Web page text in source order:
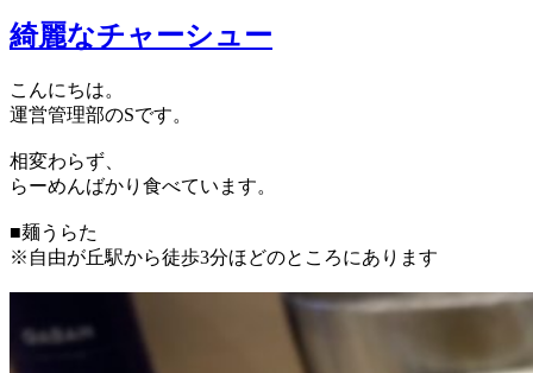
綺麗なチャーシュー
こんにちは。
運営管理部のSです。
相変わらず、
らーめんばかり食べています。
■麺うらた
※自由が丘駅から徒歩3分ほどのところにあります